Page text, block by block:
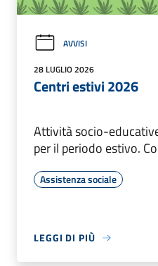
AVVISI
28 LUGLIO 2026
Centri estivi 2026
Attività socio-
per il periodo estivo.
Assistenza sociale
LEGGI DI PIÙ